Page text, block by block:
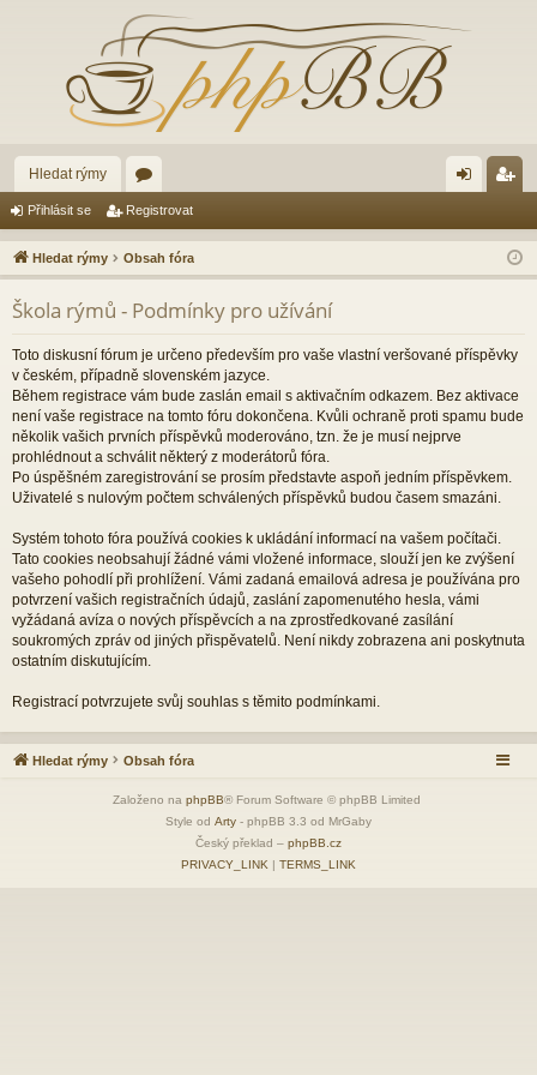
Hledat rýmy
ór
a lá
sit
ist
ro
t
Přihlásit se Registrovat
Hledat rýmy Obsah fóra
Škola rýmů - Podmínky pro užívání
Toto diskusní fórum je určeno především pro vaše vlastní veršované příspěvky
v českém, případně slovenském jazyce.
Během registrace vám bude zaslán email s aktivačním odkazem. Bez aktivace
není vaše registrace na tomto fóru dokončena. Kvůli ochraně proti spamu bude
několik vašich prvních příspěvků moderováno, tzn. že je musí nejprve
prohlédnout a schválit některý z moderátorů fóra.
Po úspěšném zaregistrování se prosím představte aspoň jedním příspěvkem.
Uživatelé s nulovým počtem schválených příspěvků budou časem smazáni.
Systém tohoto fóra používá cookies k ukládání informací na vašem počítači.
Tato cookies neobsahují žádné vámi vložené informace, slouží jen ke zvýšení
vašeho pohodlí při prohlížení. Vámi zadaná emailová adresa je používána pro
potvrzení vašich registračních údajů, zaslání zapomenutého hesla, vámi
vyžádaná avíza o nových příspěvcích a na zprostředkované zasílání
soukromých zpráv od jiných přispěvatelů. Není nikdy zobrazena ani poskytnuta
ostatním diskutujícím.
Registrací potvrzujete svůj souhlas s těmito podmínkami.
Hledat rýmy Obsah fóra
Založeno na phpBB® Forum Software © phpBB Limited
Style od Arty - phpBB 3.3 od MrGaby
Český překlad – phpBB.cz
PRIVACY_LINK | TERMS_LINK